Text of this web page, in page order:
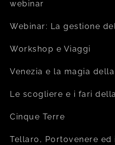
webinar
Webinar: La gestione
Workshop e Viaggi
Venezia e la magia
Le scogliere e i fari
Cinque Terre
Tellaro, Portovenere ed